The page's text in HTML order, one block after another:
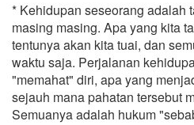
* Kehidupan seseorang adalah
masing masing. Apa yang kita
tentunya akan kita tuai, dan
waktu saja. Perjalanan
"memahat" diri, apa yang
sejauh mana pahatan tersebut
Semuanya adalah hukum